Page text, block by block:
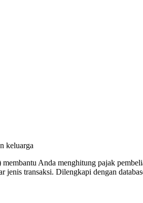
keluarga
Anda menghitung pajak
transaksi. Dilengkapi dengan